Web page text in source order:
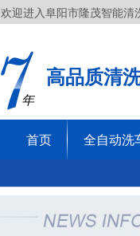
欢迎进入阜阳市隆茂智能清
年
高品质清
首页 全自动洗